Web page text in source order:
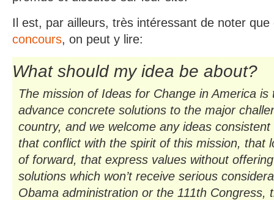
Il est, par ailleurs, très intéressant de noter
concours, on peut y lire:
What should my idea be about?
The mission of Ideas for Change in America is
advance concrete solutions to the major
country, and we welcome any ideas
that conflict with the spirit of this mission, that
of forward, that express values without
solutions which won’t receive serious
Obama administration or the 111th Congress,